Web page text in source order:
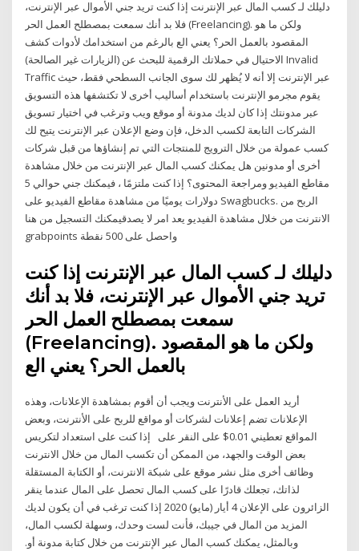
دليلك لـ كسب المال عبر الإنترنت إذا كنت تريد جني الأموال عبر الإنترنت،
فلا بد أنك سمعت بمصطلح العمل الحر (Freelancing). ولكن ما هو
المقصود بالعمل الحر؟ يعني الع بالرغم من استخدامك لأدوات كشف
الاحتيال في حملاتك الرقمية للبحث عن (الزيارات غير الصالحة) Invalid
Traffic عبر الإنترنت إلا أنه لا يُظهر لك سوى الجانب السطحي فقط، حيث
يقوم مجرمو الإنترنت باستخدام أساليب أخرى لا تكتشفها هذه التسويق
عبر مدونتك إذا كان لديك مدونة أو موقع ويب وترغب في اختيار تسويق
الشركات التابعة لكسب الدخل، فإن وضع الإعلان عبر الإنترنت يتيح لك
كسب عمولة من خلال الترويج للمنتجات التي تم إنشاؤها من قبل شركات
أخرى أو مدونين هل يمكنك كسب المال عبر الإنترنت من خلال مشاهدة
مقاطع الفيديو ومراجعة المحتوى؟ إذا كنت ملتزمًا ، فيمكنك جني حوالي 5
دولارات يوميًا من مشاهدة مقاطع الفيديو على Swagbucks. الربح من
الانترنت من خلال مشاهدة الفيديو يعد امر لا يصدقيمكنك التسجيل من هنا
grabpoints واحصل على 500 نقطة
دليلك لـ كسب المال عبر الإنترنت إذا كنت
تريد جني الأموال عبر الإنترنت، فلا بد أنك
سمعت بمصطلح العمل الحر
(Freelancing). ولكن ما هو المقصود
بالعمل الحر؟ يعني الع
أريد العمل على الأنترنت ويجب أن أقوم بمشاهدة الإعلانات، وهذه
الإعلانات تضم إعلانات لشركات أو مواقع للربح على الأنترنت، وبعض
المواقع تعطيني 0.01$ على النقر على إذا كنت على استعداد لتكريس
بعض الوقت والجهد، من الممكن أن تكسب المال من خلال الانترنت
وظائف أخرى مثل نشر موقع على شبكة الانترنت، أو الكتابة المستقلة
لذاتك، تجعلك قادرًا على كسب المال تحصل على المال عندما ينقر
الزائرون على الإعلان 4 أيار (مايو) 2020 إذا كنت ترغب في أن يكون لديك
المزيد من المال في جيبك، فأنت لست وحدك، وسهلة لكسب المال،
وبالمثل، يمكنك كسب المال عبر الإنترنت من خلال كتابة مدونة أو.